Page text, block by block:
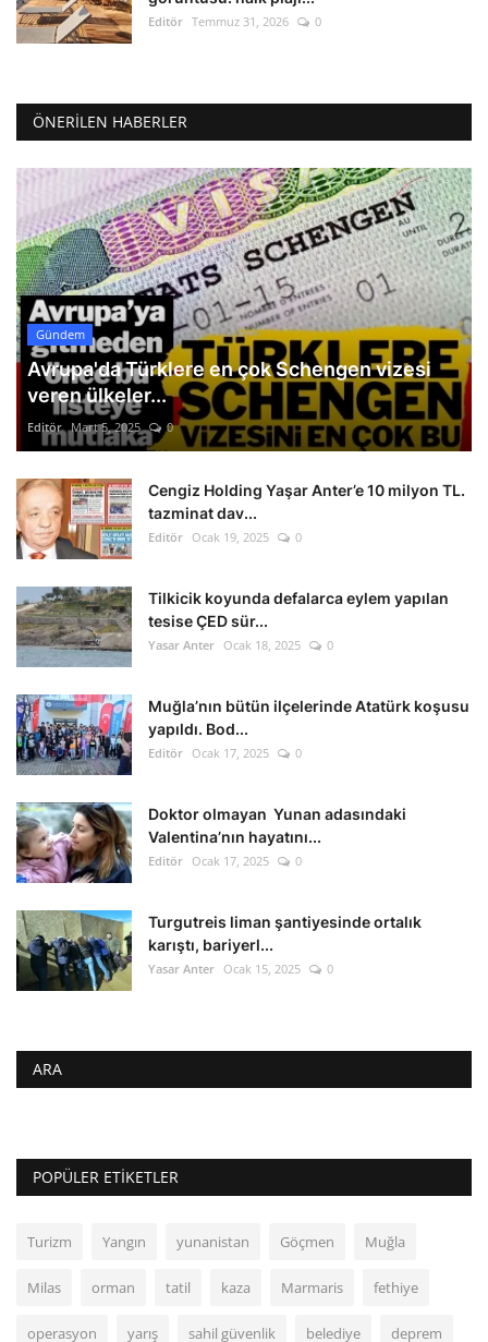
Editör Temmuz 31, 2026 0
ÖNERILEN HABERLER
Gündem
Avrupa'da Türklere en çok Schengen vizesi
veren ülkeler...
Editör Mart 5, 2025 0
Cengiz Holding Yaşar Anter’e 10 milyon TL.
tazminat dav...
Editör Ocak 19, 2025 0
Tilkicik koyunda defalarca eylem yapılan
tesise ÇED sür...
Yasar Anter Ocak 18, 2025 0
Muğla’nın bütün ilçelerinde Atatürk koşusu
yapıldı. Bod...
Editör Ocak 17, 2025 0
Doktor olmayan Yunan adasındaki
Valentina’nın hayatını...
Editör Ocak 17, 2025 0
Turgutreis liman şantiyesinde ortalık
karıştı, bariyerl...
Yasar Anter Ocak 15, 2025 0
ARA
POPÜLER ETIKETLER
Turizm Yangın yunanistan Göçmen Muğla
Milas orman tatil kaza Marmaris fethiye
operasyon yarış sahil güvenlik belediye deprem